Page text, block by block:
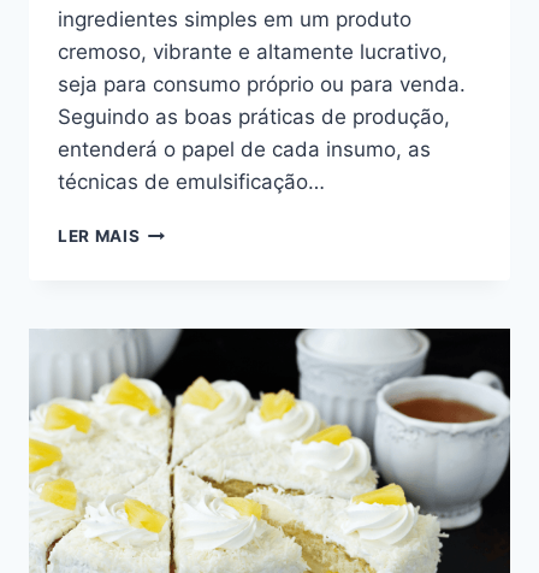
ingredientes simples em um produto
cremoso, vibrante e altamente lucrativo,
seja para consumo próprio ou para venda.
Seguindo as boas práticas de produção,
entenderá o papel de cada insumo, as
técnicas de emulsificação…
LER MAIS SORVETE
TROPICAIS